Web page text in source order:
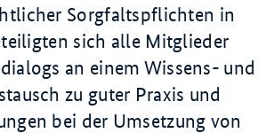
Sorgfaltspflichten in
sich alle Mitglieder
an einem Wissens- und
zu guter Praxis und
bei der Umsetzung von